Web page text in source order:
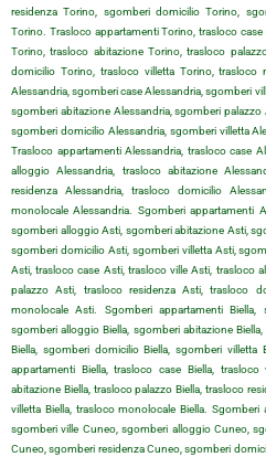
residenza Torino, sgomberi domicilio Torino,
Torino. Trasloco appartamenti Torino, trasloco
Torino, trasloco abitazione Torino, trasloco
domicilio Torino, trasloco villetta Torino, trasloco
Alessandria, sgomberi case Alessandria, sgomberi
sgomberi abitazione Alessandria, sgomberi
sgomberi domicilio Alessandria, sgomberi villetta
Trasloco appartamenti Alessandria, trasloco case
alloggio Alessandria, trasloco abitazione
residenza Alessandria, trasloco domicilio
monolocale Alessandria. Sgomberi appartamenti
sgomberi alloggio Asti, sgomberi abitazione Asti,
sgomberi domicilio Asti, sgomberi villetta Asti,
Asti, trasloco case Asti, trasloco ville Asti, trasloco
palazzo Asti, trasloco residenza Asti, trasloco
monolocale Asti. Sgomberi appartamenti Biella,
sgomberi alloggio Biella, sgomberi abitazione
Biella, sgomberi domicilio Biella, sgomberi villetta
appartamenti Biella, trasloco case Biella,
abitazione Biella, trasloco palazzo Biella, trasloco
villetta Biella, trasloco monolocale Biella.
sgomberi ville Cuneo, sgomberi alloggio Cuneo,
Cuneo, sgomberi residenza Cuneo, sgomberi